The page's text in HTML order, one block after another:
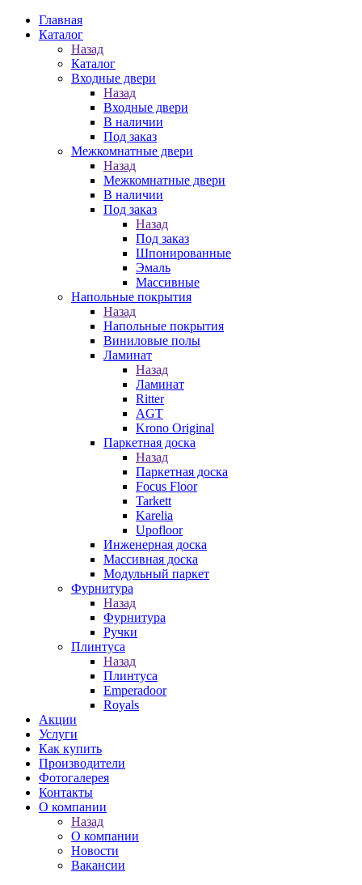
Главная
Каталог
Назад
Каталог
Входные двери
Назад
Входные двери
В наличии
Под заказ
Межкомнатные двери
Назад
Межкомнатные двери
В наличии
Под заказ
Назад
Под заказ
Шпонированные
Эмаль
Массивные
Напольные покрытия
Назад
Напольные покрытия
Виниловые полы
Ламинат
Назад
Ламинат
Ritter
AGT
Krono Original
Паркетная доска
Назад
Паркетная доска
Focus Floor
Tarkett
Karelia
Upofloor
Инженерная доска
Массивная доска
Модульный паркет
Фурнитура
Назад
Фурнитура
Ручки
Плинтуса
Назад
Плинтуса
Emperadoor
Royals
Акции
Услуги
Как купить
Производители
Фотогалерея
Контакты
О компании
Назад
О компании
Новости
Вакансии